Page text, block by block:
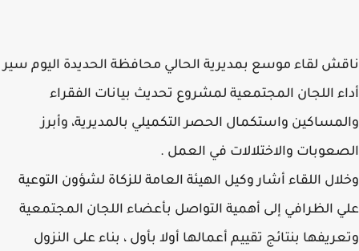
لقاء موسع بمديرية الحالي محافظة الحديدة اليوم سير
اللجان المجتمعية لمشروع تحديث بيانات الفقراء
واستكمال الحصر التكميلي بالمديرية، وأبرز
والاختلالات في العمل .
اللقاء أشار وكيل الهيئة العامة للزكاة لشؤون التوعية
الظرافي إلى أهمية التواصل بأعضاء اللجان المجتمعية
بنتائج تقييم أعمالها أولا بأول ، بناء على النزول